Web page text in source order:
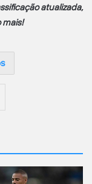
atualizada,
mais!